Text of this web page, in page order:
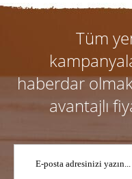
Tüm
haberdar
avantajlı